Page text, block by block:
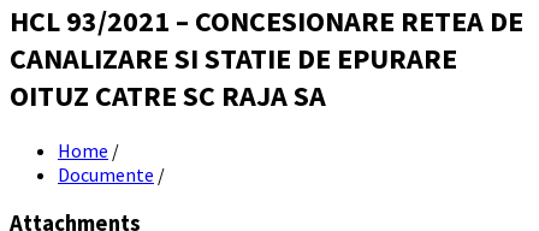
HCL 93/2021 – CONCESIONARE RETEA DE
CANALIZARE SI STATIE DE EPURARE
OITUZ CATRE SC RAJA SA
Home /
Documente /
Attachments